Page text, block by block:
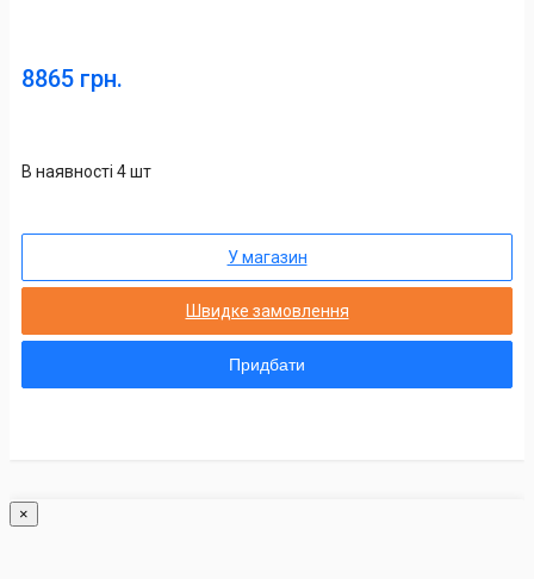
8865 грн.
В наявності 4 шт
У магазин
Швидке замовлення
Придбати
×